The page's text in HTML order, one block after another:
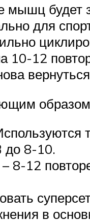
мышц будет
для
10-12
до 8-10.
8-12
в